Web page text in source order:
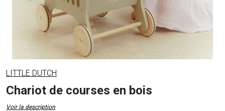
LITTLE DUTCH
Chariot de courses en bois
Voir la description